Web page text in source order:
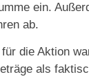
ein.
ab.
die Aktion
als